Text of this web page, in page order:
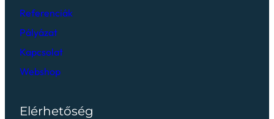
Referenciák
Pályázat
Kapcsolat
Webshop
Elérhetőség